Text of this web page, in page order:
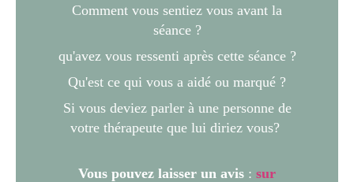
Comment vous sentiez vous avant la
séance ?
qu'avez vous ressenti après cette séance ?
Qu'est ce qui vous a aidé ou marqué ?
Si vous deviez parler à une personne de
votre thérapeute que lui diriez vous?
Vous pouvez laisser un avis : sur